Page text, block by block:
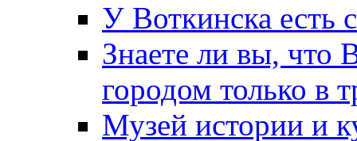
У Воткинска есть
Знаете ли вы, что
городом только в
Музей истории и